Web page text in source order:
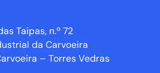
Taipas, n.º 72
da Carvoeira
– Torres Vedras